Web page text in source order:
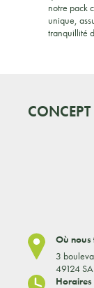
notre pack
unique,
tranquillité
Où nous
3
49124
Horaires